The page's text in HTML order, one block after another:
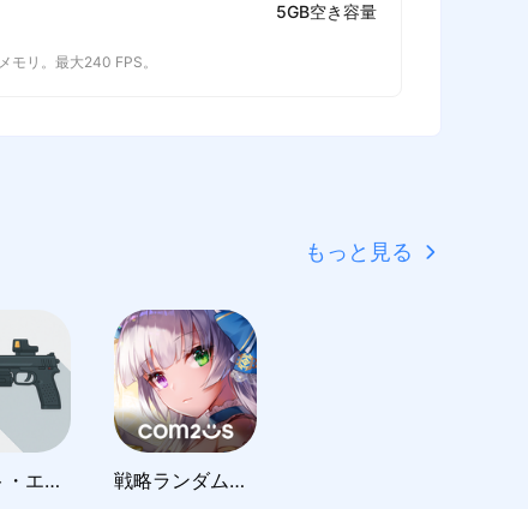
5GB空き容量
リ。最大240 FPS。
ブレット・エコー FPS 銃 撃 ゲーム 戦略ランダムディフェンスRPG『アルカナタクティクス』
もっと見る